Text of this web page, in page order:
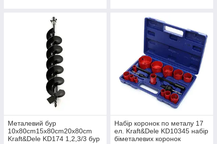
Металевий бур
10x80cm15x80cm20x80cm
Kraft&Dele KD174 1,2,3/3 бур
Набір коронок по металу 17
ел. Kraft&Dele KD10345 набір
біметалевих коронок